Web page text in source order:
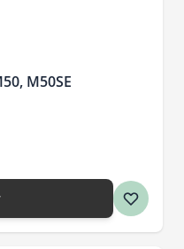
M50SE